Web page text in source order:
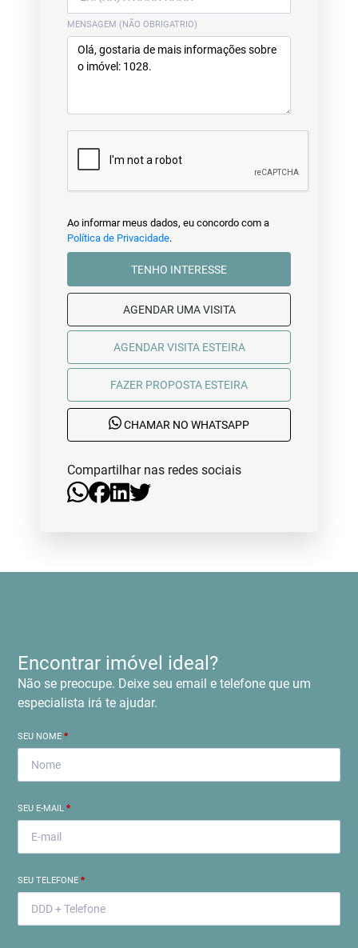
MENSAGEM (NÃO OBRIGATRIO)
Ao informar meus dados, eu concordo com a
Política de Privacidade.
TENHO INTERESSE
AGENDAR UMA VISITA
AGENDAR VISITA ESTEIRA
FAZER PROPOSTA ESTEIRA
CHAMAR NO WHATSAPP
Compartilhar nas redes sociais
Encontrar imóvel ideal?
Não se preocupe. Deixe seu email e telefone que um
especialista irá te ajudar.
SEU NOME*
SEU E-MAIL*
SEU TELEFONE*